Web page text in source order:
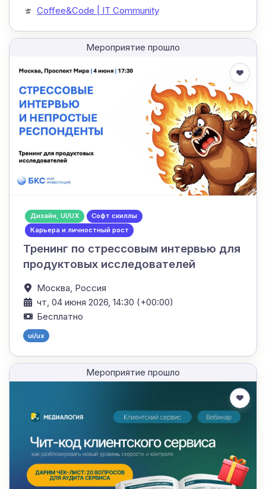
Coffee&Code | IT Community
Мероприятие прошло
Дизайн, UI/UX
Софт скиллы
Карьера и личностный рост
Тренинг по стрессовым интервью для
продуктовых исследователей
Москва, Россия
чт, 04 июня 2026, 14:30 (+00:00)
Бесплатно
ui/ux
Мероприятие прошло